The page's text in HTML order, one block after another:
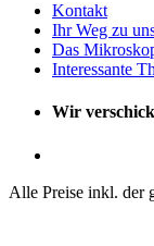
Kontakt
Ihr Weg zu
Das
Interessante
Wir
Alle Preise inkl. der